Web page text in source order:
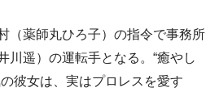
（薬師丸ひろ子）の指令で事務所
川遥）の運転手となる。“癒やし
彼女は、実はプロレスを愛す